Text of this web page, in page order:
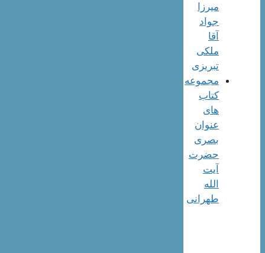
میرزا
جواد
آقا
ملکی
تبریزی
مجموعه
کتاب
های
عنوان
بصری
حضرت
آیت
الله
طهرانی